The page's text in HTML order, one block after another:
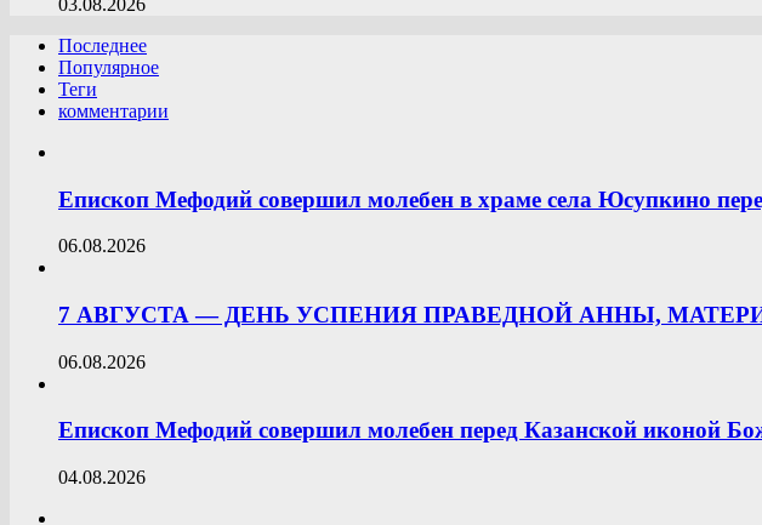
Последнее
Популярное
Теги
комментарии
Епископ Мефодий совершил молебен в храме села Юсупкино
06.08.2026
7 АВГУСТА — ДЕНЬ УСПЕНИЯ ПРАВЕДНОЙ АННЫ,
06.08.2026
Епископ Мефодий совершил молебен перед Казанской иконой
04.08.2026